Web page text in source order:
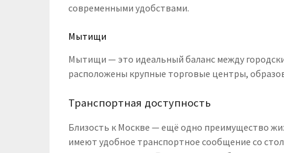
современными удобствами.
Мытищи
Мытищи — это идеальный баланс между
расположены крупные торговые центры,
Транспортная доступность
Близость к Москве — ещё одно преимущество
имеют удобное транспортное сообщение со